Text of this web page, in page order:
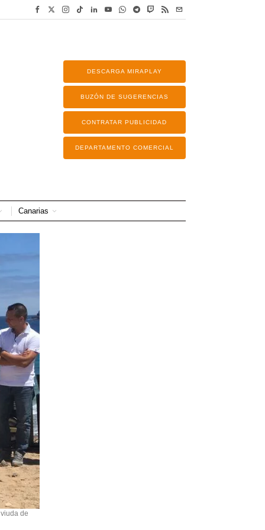
DESCARGA MIRAPLAY
BUZÓN DE SUGERENCIAS
CONTRATAR PUBLICIDAD
DEPARTAMENTO COMERCIAL
Canarias
de